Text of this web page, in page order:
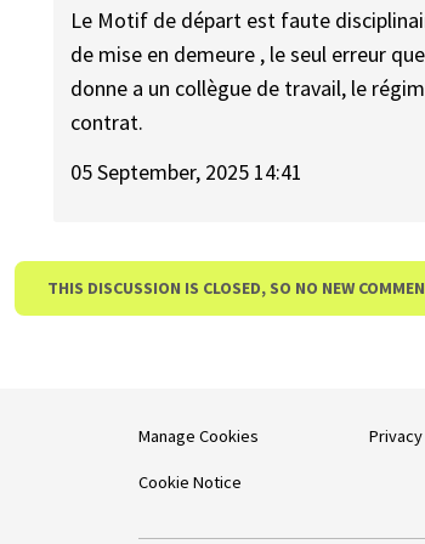
Le Motif de départ est faute
de mise en demeure , le seul erreur
donne a un collègue de travail, le
contrat.
05 September, 2025 14:41
THIS DISCUSSION IS CLOSED, SO NO NEW
Manage Cookies
Cookie Notice